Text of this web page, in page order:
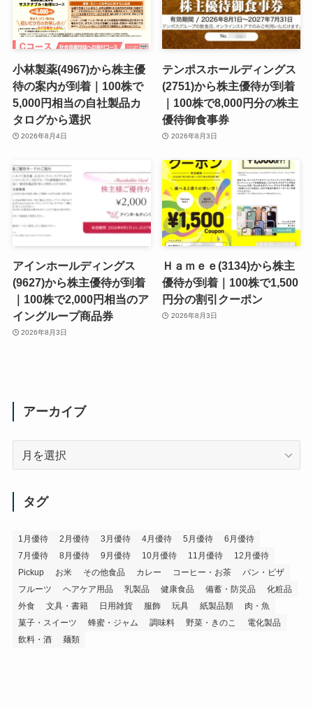
小林製薬(4967)から株主優
待の案内が到着｜100株で
5,000円相当の自社製品カ
タログから選択
2026年8月4日
テンポスホールディングス
(2751)から株主優待が到着
｜100株で8,000円分の株主
優待御食事券
2026年8月3日
アインホールディングス
(9627)から株主優待が到着
｜100株で2,000円相当のア
イングループ商品券
2026年8月3日
Ｈａｍｅｅ(3134)から株主
優待が到着｜100株で1,500
円分の割引クーポン
2026年8月3日
アーカイブ
タグ
1月優待 2月優待 3月優待 4月優待 5月優待
6月優待
7月優待
8月優待 9月優待 10月優待 11月優待
12月優待
Pickup
お米 その他食品 カレー コーヒー・お茶
パン・ピザ
フルーツ
ヘアケア用品 乳製品 健康食品 備蓄・防災品
化粧品
外食
文具・書籍 日用雑貨 服飾 玩具 紙製品類
肉・魚
菓子・スイーツ
蜂蜜・ジャム 調味料 野菜・きのこ
電化製品
飲料・酒
麺類